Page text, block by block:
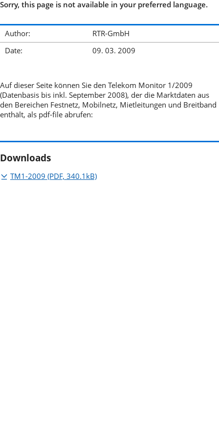
Sorry, this page is not available in your preferred language.
Author:
RTR-GmbH
Date:
09. 03. 2009
Auf dieser Seite können Sie den Telekom Monitor 1/2009
(Datenbasis bis inkl. September 2008), der die Marktdaten aus
den Bereichen Festnetz, Mobilnetz, Mietleitungen und Breitband
enthält, als pdf-file abrufen:
Downloads
TM1-2009 (PDF, 340.1kB)